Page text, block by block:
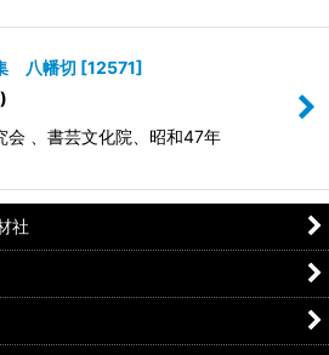
八幡切 [12571]
会 、書芸文化院、昭和47年
社